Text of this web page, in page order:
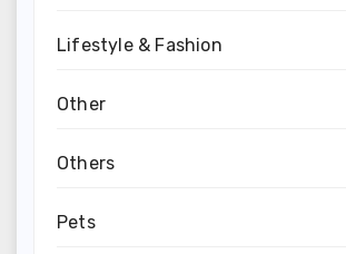
Lifestyle & Fashion
Other
Others
Pets